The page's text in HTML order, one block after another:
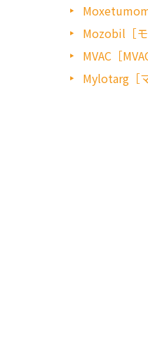
Mozobil［モ
MVAC［
Mylotarg［